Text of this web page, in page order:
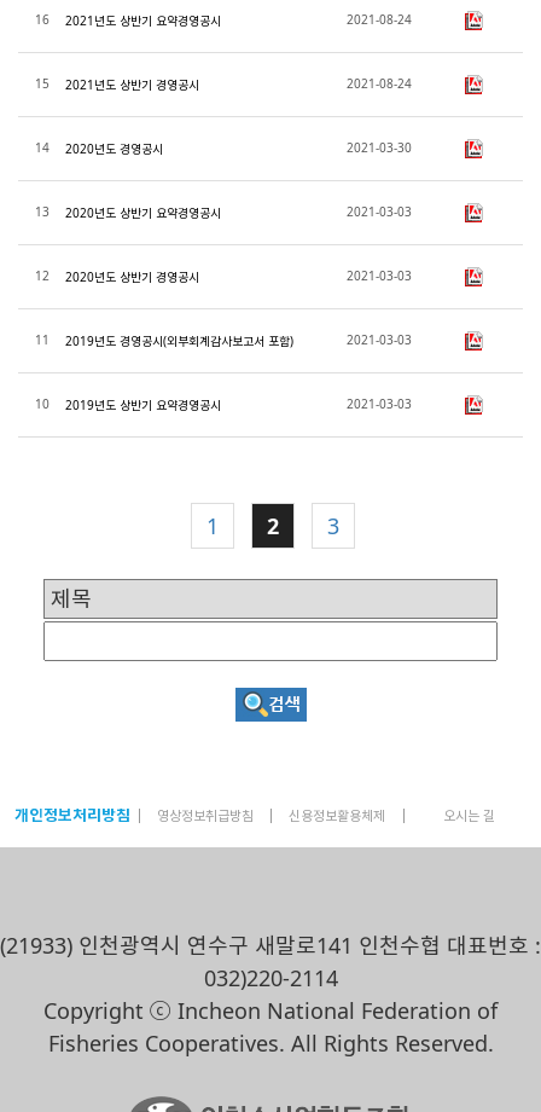
16 2021년도 상반기 요약경영공시 2021-08-24
15 2021년도 상반기 경영공시 2021-08-24
14 2020년도 경영공시 2021-03-30
13 2020년도 상반기 요약경영공시 2021-03-03
12 2020년도 상반기 경영공시 2021-03-03
11 2019년도 경영공시(외부회계감사보고서 포함) 2021-03-03
10 2019년도 상반기 요약경영공시 2021-03-03
1 2 3
개인정보처리방침 영상정보취급방침 신용정보활용체제 오시는 길
(21933) 인천광역시 연수구 새말로141 인천수협 대표번호 :
032)220-2114
Copyright ⓒ Incheon National Federation of
Fisheries Cooperatives. All Rights Reserved.